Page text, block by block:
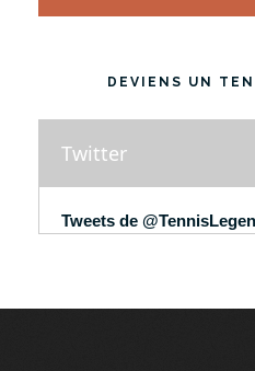
DEVIENS UN
Twitter
Tweets de